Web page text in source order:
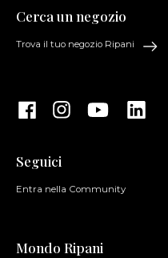
Cerca un negozio
Trova il tuo negozio Ripani
Seguici
Entra nella Community
Mondo Ripani